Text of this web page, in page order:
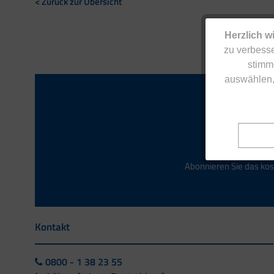
Herzlich
zu
Abonnieren Sie das
Kontakt
0800 - 1 38 23 55